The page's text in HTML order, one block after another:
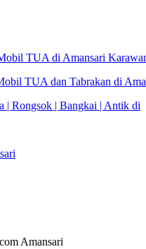
TUA di Amansari
TUA dan Tabrakan di
Rongsok | Bangkai | Antik di
Amansari